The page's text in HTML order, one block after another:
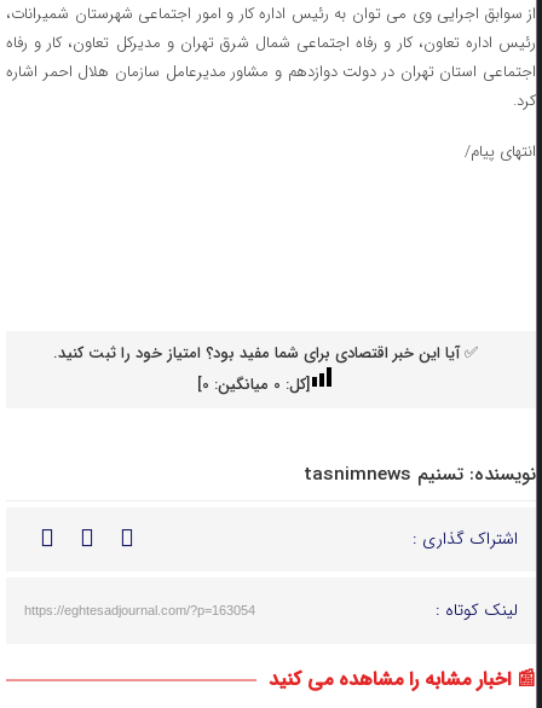
از سوابق اجرایی وی می توان به رئیس اداره کار و امور اجتماعی شهرستان شمیرانات،
رئیس اداره تعاون، کار و رفاه اجتماعی شمال شرق تهران و مدیرکل تعاون، کار و رفاه
اجتماعی استان تهران در دولت دوازدهم و مشاور مدیرعامل سازمان هلال احمر اشاره
کرد.
انتهای پیام/
✅ آیا این خبر اقتصادی برای شما مفید بود؟ امتیاز خود را ثبت کنید.
[کل: 0میانگین: 0
]
نویسنده: تسنیم tasnimnews
اشتراک گذاری :
لینک کوتاه : https://eghtesadjournal.com/?p=163054
📰 اخبار مشابه را مشاهده می کنید